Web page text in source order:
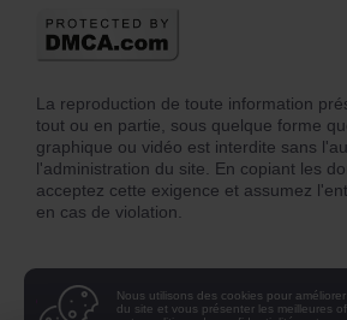
La reproduction de toute information
tout ou en partie, sous quelque forme
graphique ou vidéo est interdite sans
l'administration du site. En copiant les
acceptez cette exigence et assumez
en cas de violation.
Nous utilisons des cookies pour
du site et vous présenter les meilleures